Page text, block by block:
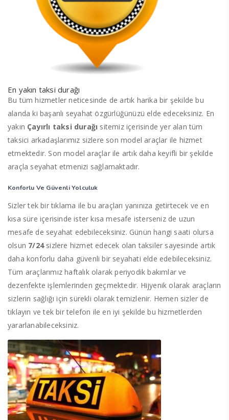
En yakın taksi durağı
Bu tüm hizmetler neticesinde de artık harika bir şekilde bu
alanda ki başarılı seyahat özgürlüğünüzü elde edeceksiniz. En
yakın Çayırlı taksi durağı sitemiz içerisinde yer alan tüm
taksici arkadaşlarımız sizlere son model araçlar ile hizmet
etmektedir. Son model araçlar ile artık daha keyifli bir şekilde
araçla seyahat etmenizi sağlamaktadır.
Konforlu Ve Güvenli Yolculuk
Sizler tek bir tıklama ile bu araçları yanınıza getirtecek ve en
kısa süre içerisinde ister kısa mesafe isterseniz de uzun
mesafe de seyahat edebileceksiniz. Günün hangi saati olursa
olsun 7/24sizlere hizmet edecek olan taksiler sayesinde artık
daha konforlu daha güvenli bir seyahati elde edebileceksiniz.
Tüm araçlarımız haftalık olarak periyodik bakımlar ve
dezenfekte işlemlerinden geçmektedir. Hijyenik olarak araçların
sizlerin sağlığı için sürekli olarak temizlenir. Hemen sizler de
tıklayın ve tek bir telefon ile en iyi şekilde bu hizmetlerden
yararlanabileceksiniz.